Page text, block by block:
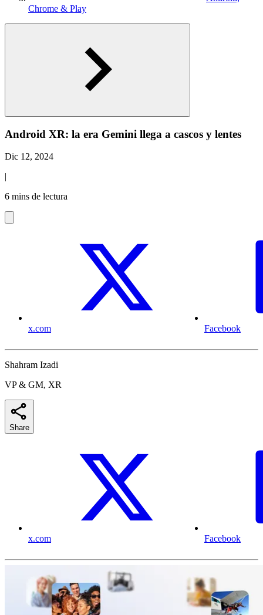
Chrome & Play
Android XR: la era Gemini llega a cascos y lentes
Dic 12, 2024
|
6 mins de lectura
x.com Facebook
Shahram Izadi
VP & GM, XR
Share
x.com Facebook